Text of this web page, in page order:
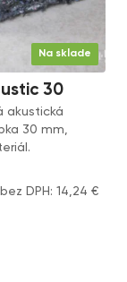
Na sklade
30
akustická
30 mm,
DPH: 14,24 €